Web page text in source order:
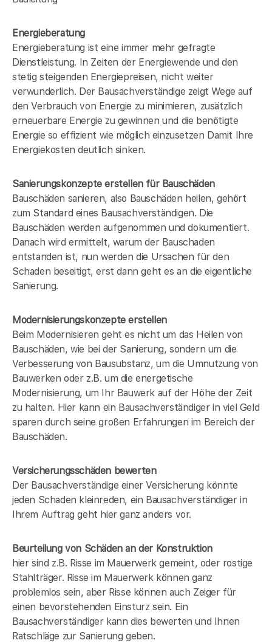
Energieberatung
Energieberatung ist eine immer mehr gefragte
Dienstleistung. In Zeiten der Energiewende und den
stetig steigenden Energiepreisen, nicht weiter
verwunderlich. Der Bausachverständige zeigt Wege auf
den Verbrauch von Energie zu minimieren, zusätzlich
erneuerbare Energie zu gewinnen und die benötigte
Energie so effizient wie möglich einzusetzen Damit Ihre
Energiekosten deutlich sinken.
Sanierungskonzepte erstellen für Bauschäden
Bauschäden sanieren, also Bauschäden heilen, gehört
zum Standard eines Bausachverständigen. Die
Bauschäden werden aufgenommen und dokumentiert.
Danach wird ermittelt, warum der Bauschaden
entstanden ist, nun werden die Ursachen für den
Schaden beseitigt, erst dann geht es an die eigentliche
Sanierung.
Modernisierungskonzepte erstellen
Beim Modernisieren geht es nicht um das Heilen von
Bauschäden, wie bei der Sanierung, sondern um die
Verbesserung von Bausubstanz, um die Umnutzung von
Bauwerken oder z.B. um die energetische
Modernisierung, um Ihr Bauwerk auf der Höhe der Zeit
zu halten. Hier kann ein Bausachverständiger in viel Geld
sparen durch seine großen Erfahrungen im Bereich der
Bauschäden.
Versicherungsschäden bewerten
Der Bausachverständige einer Versicherung könnte
jeden Schaden kleinreden, ein Bausachverständiger in
Ihrem Auftrag geht hier ganz anders vor.
Beurteilung von Schäden an der Konstruktion
hier sind z.B. Risse im Mauerwerk gemeint, oder rostige
Stahlträger. Risse im Mauerwerk können ganz
problemlos sein, aber Risse können auch Zeiger für
einen bevorstehenden Einsturz sein. Ein
Bausachverständiger kann dies bewerten und Ihnen
Ratschläge zur Sanierung geben.